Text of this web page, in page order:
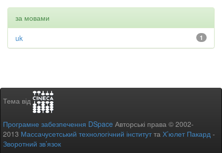
за мовами
1
uk
Тема від
Програмне забезпечення DSpace Авторські права © 2002-
2013 Массачусетський технологічний інститутта Х’юлет Пакард -
Зворотний зв’язок